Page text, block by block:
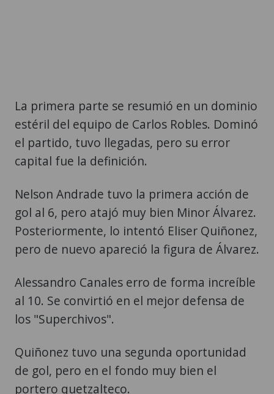
La primera parte se resumió en un dominio
estéril del equipo de Carlos Robles. Dominó
el partido, tuvo llegadas, pero su error
capital fue la definición.
Nelson Andrade tuvo la primera acción de
gol al 6, pero atajó muy bien Minor Álvarez.
Posteriormente, lo intentó Eliser Quiñonez,
pero de nuevo apareció la figura de Álvarez.
Alessandro Canales erro de forma increíble
al 10. Se convirtió en el mejor defensa de
los "Superchivos".
Quiñonez tuvo una segunda oportunidad
de gol, pero en el fondo muy bien el
portero quetzalteco.